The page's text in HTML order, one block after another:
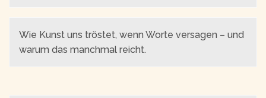
Wie Kunst uns tröstet, wenn Worte versagen – und
warum das manchmal reicht.